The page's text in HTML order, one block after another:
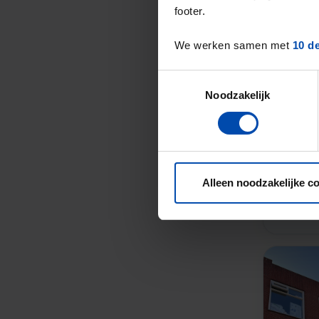
footer.
We werken samen met 10
Noodzakelijk
Alleen noodzakelijke